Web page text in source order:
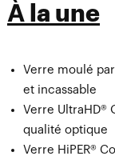
À la une
Verre moulé
et incassable
Verre UltraHD®
qualité optique
Verre HiPER®
Verre de
Masque
Verre